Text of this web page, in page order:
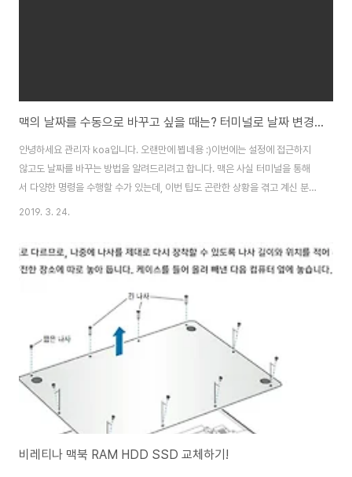
맥의 날짜를 수동으로 바꾸고 싶을 때는? 터미널로 날짜 변경하기
안녕하세요 관리자 koa입니다. 오랜만에 뵙네용 :)이번에는 설정에 접근하지
않고도 날짜를 바꾸는 방법을 알려드리려고 합니다. 맥은 사실 터미널을 통해
서 다양한 명령을 수행할 수가 있는데, 이번 팁도 곤란한 상황을 겪고 계신 분들
에게는 좋은 정보가 되지 않을까 싶어 가져와 봤습니다 :) 대개 이 방법을 사용
때 마다 시간을 맞춰주어야 한다(+ 네트워크에 연결할 상황이 안되거나 연결되
어도 자동으로 시간이 안맞춰지는 경우) > Mac OS를 재설치/복구 하는데
양한 문제들도 이를 통해 해결할 수도 있다고 합니다.) 이렇게 나눌 수 있습니
2019. 3. 24.
비레티나 맥북 RAM HDD SSD 교체하기!